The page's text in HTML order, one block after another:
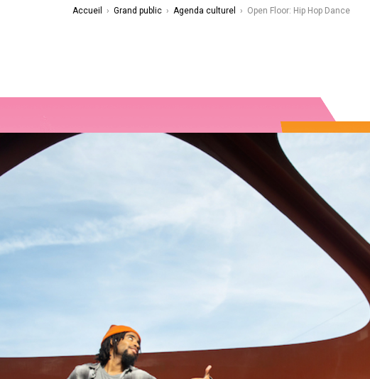
Accueil › Grand public › Agenda culturel › Open Floor: Hip Hop Dance